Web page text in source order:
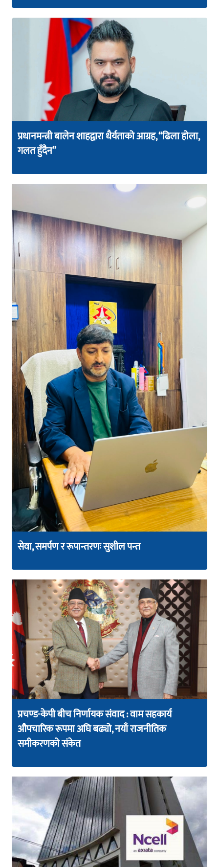
प्रधानमन्त्री बालेन शाहद्वारा धैर्यताको आग्रह, “ढिला होला,
गलत हुँदैन”
सेवा, समर्पण र रूपान्तरणः सुशील पन्त
प्रचण्ड-केपी बीच निर्णायक संवाद : वाम सहकार्य
औपचारिक रूपमा अघि बढ्यो, नयाँ राजनीतिक
समीकरणको संकेत